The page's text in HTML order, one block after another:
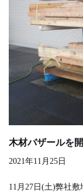
木材バザールを
2021年11月25日
11月27日(土)弊社